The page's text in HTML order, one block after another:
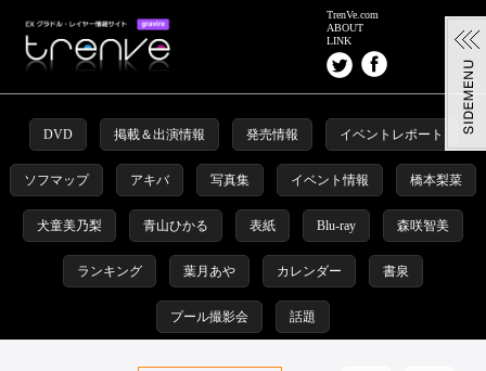
TrenVe.com
ABOUT
LINK
DVD 掲載＆出演情報 発売情報 イベントレポート
ソフマップ アキバ 写真集 イベント情報 橋本梨菜
犬童美乃梨 青山ひかる 表紙 Blu-ray 森咲智美
ランキング 葉月あや カレンダー 書泉
プール撮影会 話題